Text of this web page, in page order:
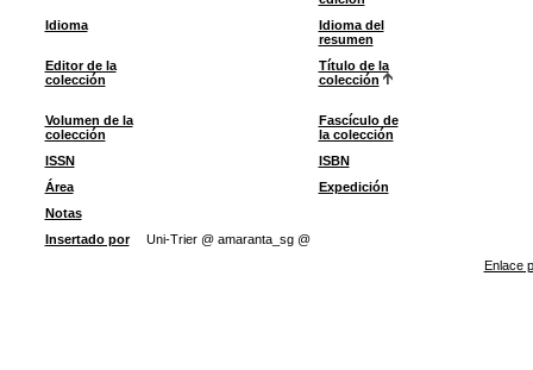
Idioma
Idioma del
resumen
Editor de la
colección
Título de la
colección
Volumen de la
colección
Fascículo de
la colección
ISSN
ISBN
Área
Expedición
Notas
Insertado por
Uni-Trier @ amaranta_sg @
Enlace